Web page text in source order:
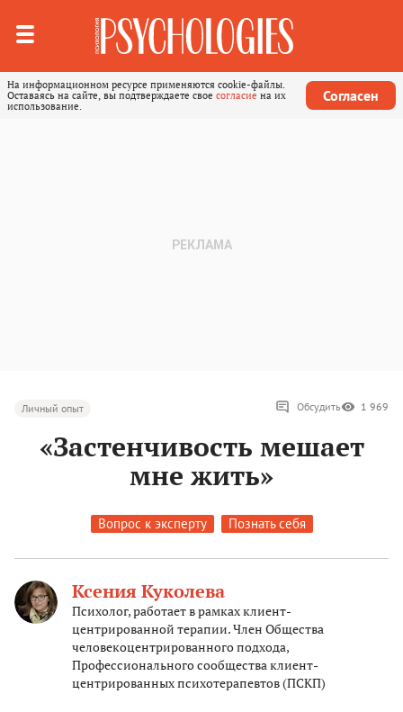
На информационном ресурсе применяются cookie-файлы.
Оставаясь на сайте, вы подтверждаете свое согласие на их
использование.
Согласен
Личный опыт Обсудить 1 969
«Застенчивость мешает
мне жить»
Вопрос к эксперту Познать себя
Ксения Куколева
Психолог, работает в рамках клиент-
центрированной терапии. Член Общества
человекоцентрированного подхода,
Профессионального сообщества клиент-
центрированных психотерапевтов (ПСКП)